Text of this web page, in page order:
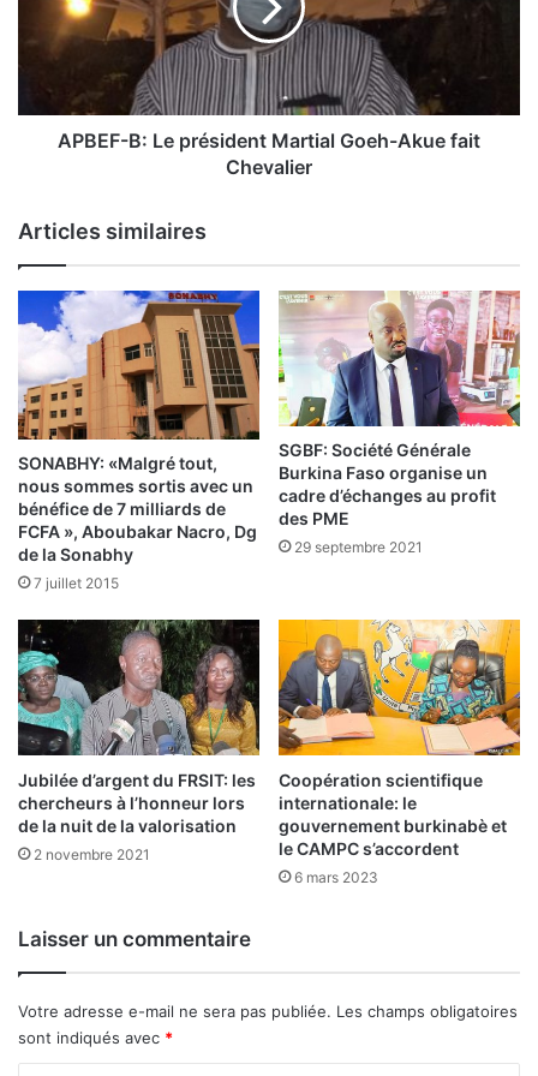
B
L
s
i
d
M
a
r
t
i
a
l
G
o
e
h
-
A
k
u
a
i
e
v
l
i
APBEF-B: Le président Martial Goeh-Akue fait
Chevalier
Articles similaires
SONABHY: «Malgré tout,
nous sommes sortis avec un
bénéfice de 7 milliards de
FCFA », Aboubakar Nacro, Dg
de la Sonabhy
7 juillet 2015
SGBF: Société Générale
Burkina Faso organise un
cadre d’échanges au profit
des PME
29 septembre 2021
Jubilée d’argent du FRSIT: les
chercheurs à l’honneur lors
de la nuit de la valorisation
2 novembre 2021
Coopération scientifique
internationale: le
gouvernement burkinabè et
le CAMPC s’accordent
6 mars 2023
Laisser un commentaire
Votre adresse e-mail ne sera pas publiée. Les champs obligatoires
sont indiqués avec *